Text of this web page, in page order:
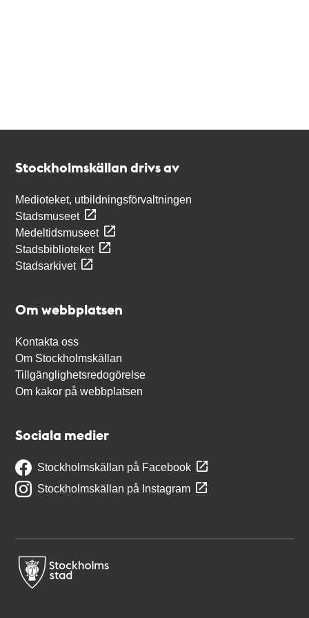
Stockholmskällan drivs av
Medioteket, utbildningsförvaltningen
Stadsmuseet
Medeltidsmuseet
Stadsbiblioteket
Stadsarkivet
Om webbplatsen
Kontakta oss
Om Stockholmskällan
Tillgänglighetsredogörelse
Om kakor på webbplatsen
Sociala medier
Stockholmskällan på Facebook
Stockholmskällan på Instagram